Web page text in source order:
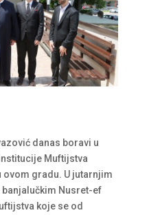
danas boravi u
Muftijstva
ovom gradu. U jutarnjim
Nusret-ef
koje se od